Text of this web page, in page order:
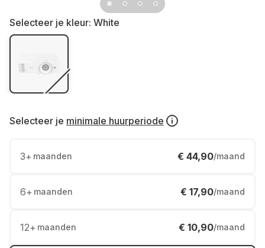
Selecteer je kleur: White
Selecteer je minimale huurperiode
3+ maanden € 44,90/maand
6+ maanden € 17,90/maand
12+ maanden € 10,90/maand